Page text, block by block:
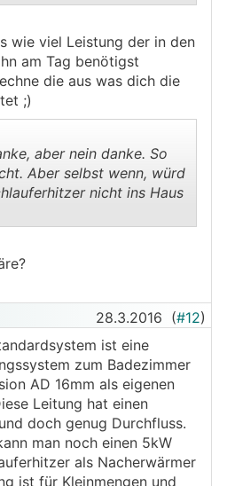
wie viel Leistung der in den
am Tag benötigst
die aus was dich die
;)
..
aber nein danke. So
Aber selbst wenn, würd
nicht ins Haus
28.3.2016 (#12)
ist eine
zum Badezimmer
AD 16mm als eigenen
Leitung hat einen
doch genug Durchfluss.
man noch einen 5kW
als Nacherwärmer
ist für Kleinmengen und